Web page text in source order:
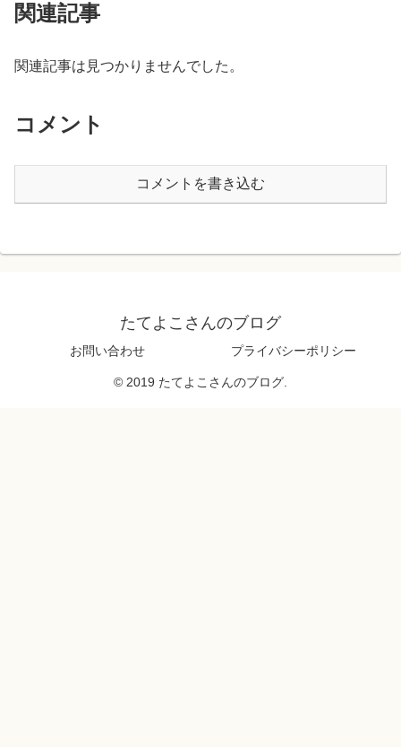
関連記事
関連記事は見つかりませんでした。
コメント
コメントを書き込む
たてよこさんのブログ
お問い合わせ プライバシーポリシー
© 2019 たてよこさんのブログ.